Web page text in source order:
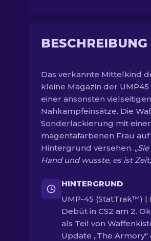
Das verkannte Mittelkind
kleine Magazin der
einer ansonsten
Nahkampfeinsätze. Die
Sonderlackierung mit
magentafarbenen Frau
Hintergrund versehen.
Hand und wusste, es ist
HINTERGRUND
UMP-45 (StatTrak™) |
Debüt in CS2 am 2.
als Teil von
Update „The Armory"